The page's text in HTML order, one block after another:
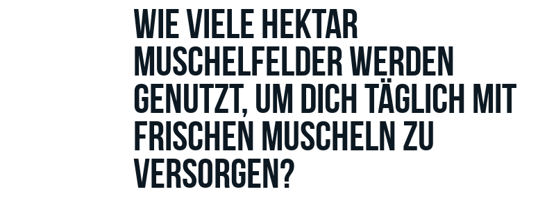
Wie viele Hektar
Muschelfelder werden
genutzt, um dich täglich mit
frischen Muscheln zu
versorgen?